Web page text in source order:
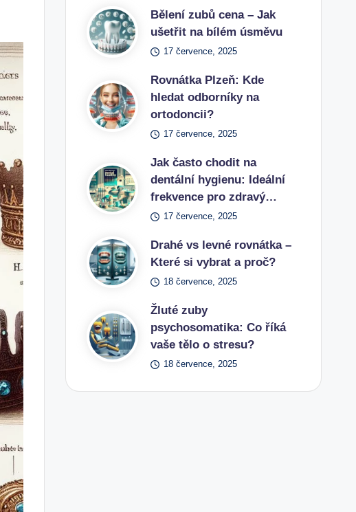
Bělení zubů cena – Jak
ušetřit na bílém úsměvu
17 července, 2025
Rovnátka Plzeň: Kde
hledat odborníky na
ortodoncii?
17 července, 2025
Jak často chodit na
dentální hygienu: Ideální
frekvence pro zdravý…
17 července, 2025
Drahé vs levné rovnátka –
Které si vybrat a proč?
18 července, 2025
Žluté zuby
psychosomatika: Co říká
vaše tělo o stresu?
18 července, 2025